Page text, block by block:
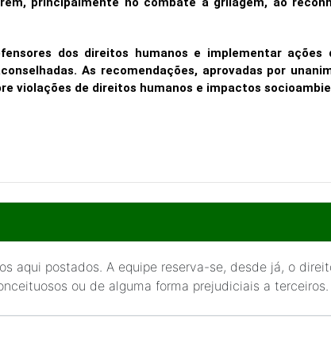
dos direitos humanos e implementar ações
As recomendações, aprovadas por
violações de direitos humanos e impactos
aqui postados. A equipe reserva-se, desde já, o
ou de alguma forma prejudiciais a terceiros.